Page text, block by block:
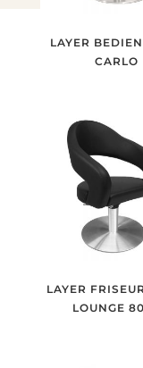
LAYER
CARLO
LAYER
LOUNGE